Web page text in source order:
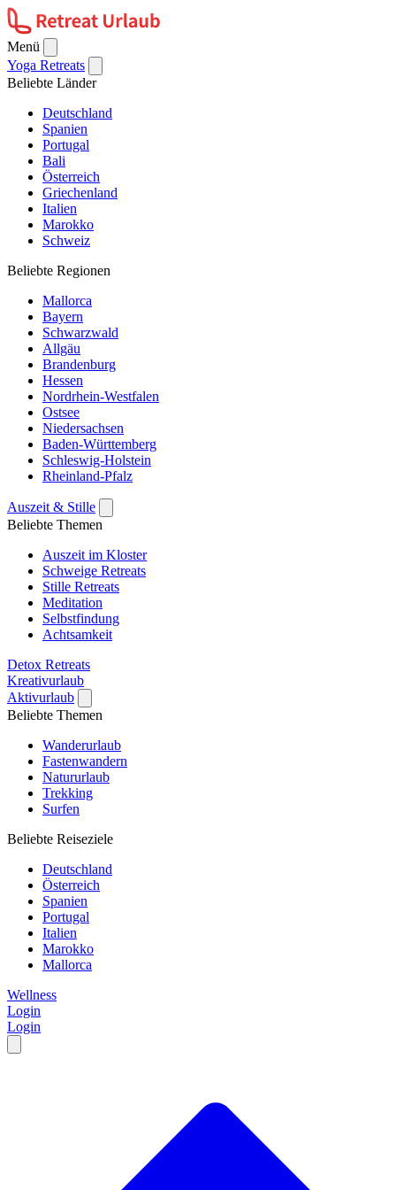
Menü
Yoga Retreats
Beliebte Länder
Deutschland
Spanien
Portugal
Bali
Österreich
Griechenland
Italien
Marokko
Schweiz
Beliebte Regionen
Mallorca
Bayern
Schwarzwald
Allgäu
Brandenburg
Hessen
Nordrhein-Westfalen
Ostsee
Niedersachsen
Baden-Württemberg
Schleswig-Holstein
Rheinland-Pfalz
Auszeit & Stille
Beliebte Themen
Auszeit im Kloster
Schweige Retreats
Stille Retreats
Meditation
Selbstfindung
Achtsamkeit
Detox Retreats
Kreativurlaub
Aktivurlaub
Beliebte Themen
Wanderurlaub
Fastenwandern
Natururlaub
Trekking
Surfen
Beliebte Reiseziele
Deutschland
Österreich
Spanien
Portugal
Italien
Marokko
Mallorca
Wellness
Login
Login